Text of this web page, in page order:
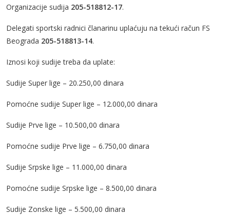
Organizacije sudija 205-518812-17.
Delegati sportski radnici članarinu uplaćuju na tekući račun FS
Beograda 205-518813-14.
Iznosi koji sudije treba da uplate:
Sudije Super lige – 20.250,00 dinara
Pomoćne sudije Super lige – 12.000,00 dinara
Sudije Prve lige – 10.500,00 dinara
Pomoćne sudije Prve lige – 6.750,00 dinara
Sudije Srpske lige – 11.000,00 dinara
Pomoćne sudije Srpske lige – 8.500,00 dinara
Sudije Zonske lige – 5.500,00 dinara